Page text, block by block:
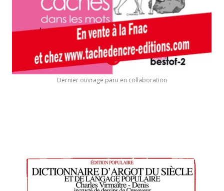
Dernier ouvrage paru en collaboration